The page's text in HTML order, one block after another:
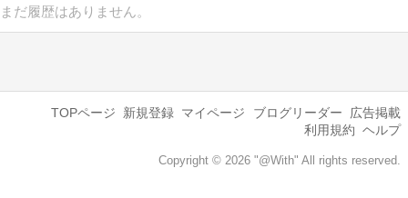
まだ履歴はありません。
TOPページ 新規登録 マイページ ブログリーダー
広告掲載
利用規約 ヘルプ
Copyright © 2026 "@With" All rights reserved.